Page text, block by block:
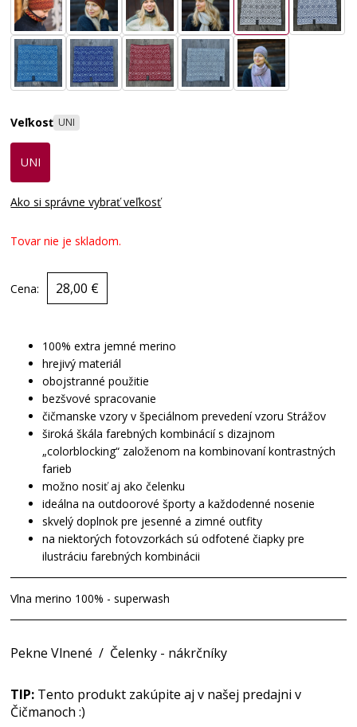
Veľkosť UNI
UNI
Ako si správne vybrať veľkosť
Tovar nie je skladom.
Cena: 28,00 €
100% extra jemné merino
hrejivý materiál
obojstranné použitie
bezšvové spracovanie
čičmanske vzory v špeciálnom prevedení vzoru Strážov
široká škála farebných kombinácií s dizajnom
„colorblocking“ založenom na kombinovaní kontrastných
farieb
možno nosiť aj ako čelenku
ideálna na outdoorové športy a každodenné nosenie
skvelý doplnok pre jesenné a zimné outfity
na niektorých fotovzorkách sú odfotené čiapky pre
ilustráciu farebných kombinácii
Vlna merino 100% - superwash
Pekne Vlnené / Čelenky - nákrčníky
TIP: Tento produkt zakúpite aj v našej predajni v
Čičmanoch :)